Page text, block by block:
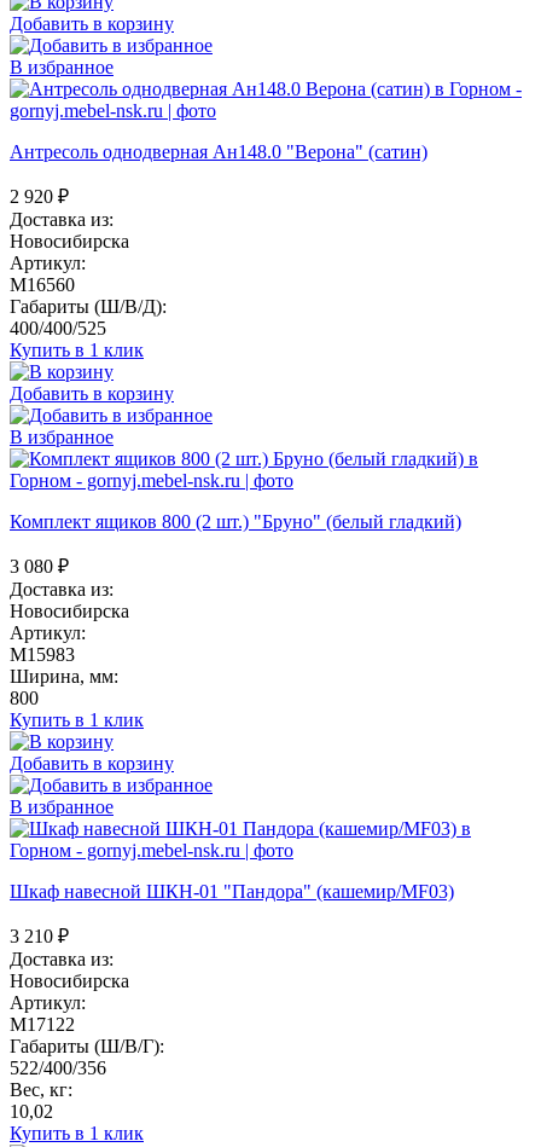
Добавить в корзину
В избранное
Антресоль однодверная Ан148.0 "Верона" (сатин)
2 920 ₽
Доставка из:
Новосибирска
Артикул:
M16560
Габариты (Ш/В/Д):
400/400/525
Купить в 1 клик
Добавить в корзину
В избранное
Комплект ящиков 800 (2 шт.) "Бруно" (белый гладкий)
3 080 ₽
Доставка из:
Новосибирска
Артикул:
M15983
Ширина, мм:
800
Купить в 1 клик
Добавить в корзину
В избранное
Шкаф навесной ШКН-01 "Пандора" (кашемир/MF03)
3 210 ₽
Доставка из:
Новосибирска
Артикул:
M17122
Габариты (Ш/В/Г):
522/400/356
Вес, кг:
10,02
Купить в 1 клик